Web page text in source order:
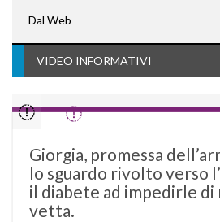
Dal Web
VIDEO INFORMATIVI
Giorgia, promessa
lo sguardo rivolto verso
il diabete ad impedirle di
vetta.